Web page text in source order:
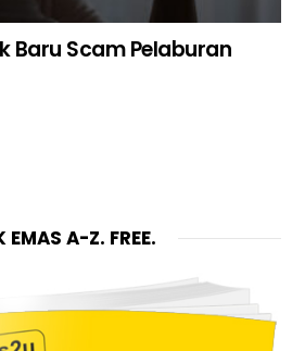
Baru Scam Pelaburan
EMAS A-Z. FREE.